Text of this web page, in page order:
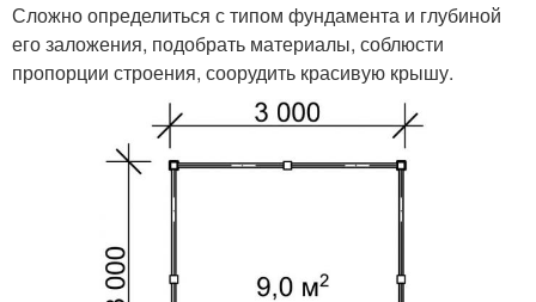
Сложно определиться с типом фундамента и глубиной
его заложения, подобрать материалы, соблюсти
пропорции строения, соорудить красивую крышу.